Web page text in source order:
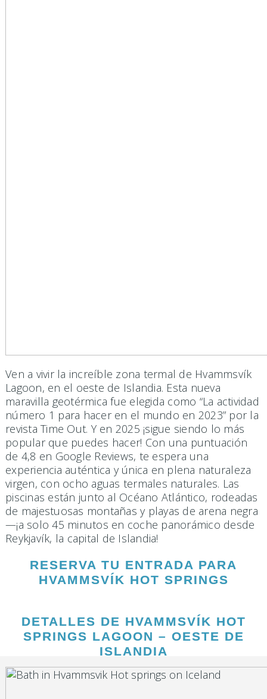
Ven a vivir la increíble zona termal de Hvammsvík
Lagoon, en el oeste de Islandia. Esta nueva
maravilla geotérmica fue elegida como “La actividad
número 1 para hacer en el mundo en 2023” por la
revista Time Out. Y en 2025 ¡sigue siendo lo más
popular que puedes hacer! Con una puntuación
de 4,8 en Google Reviews, te espera una
experiencia auténtica y única en plena naturaleza
virgen, con ocho aguas termales naturales. Las
piscinas están junto al Océano Atlántico, rodeadas
de majestuosas montañas y playas de arena negra
—¡a solo 45 minutos en coche panorámico desde
Reykjavík, la capital de Islandia!
RESERVA TU ENTRADA PARA
HVAMMSVÍK HOT SPRINGS
DETALLES DE HVAMMSVÍK HOT
SPRINGS LAGOON – OESTE DE
ISLANDIA